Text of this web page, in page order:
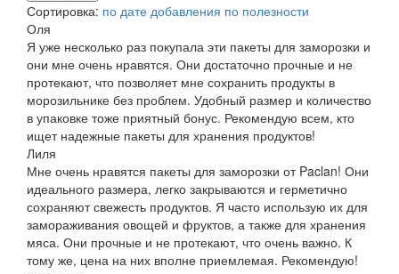
Сортировка: по дате добавления по полезности
Оля
Я уже несколько раз покупала эти пакеты для заморозки и
они мне очень нравятся. Они достаточно прочные и не
протекают, что позволяет мне сохранить продукты в
морозильнике без проблем. Удобный размер и количество
в упаковке тоже приятный бонус. Рекомендую всем, кто
ищет надежные пакеты для хранения продуктов!
Лиля
Мне очень нравятся пакеты для заморозки от Paclan! Они
идеального размера, легко закрываются и герметично
сохраняют свежесть продуктов. Я часто использую их для
замораживания овощей и фруктов, а также для хранения
мяса. Они прочные и не протекают, что очень важно. К
тому же, цена на них вполне приемлемая. Рекомендую!